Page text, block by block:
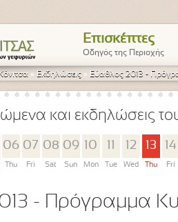
Επισκέπτες
Οδηγός της Περιοχής
Κόνιτσα » Εκδηλώσεις » Εύαθλος 2013 -
και εκδηλώσεις
06
Thu
07
Fri
08
Sat
09
Sun
10
Mon Tue
12
Wed
13
Thu
14
Fri
- Πρόγραμμα